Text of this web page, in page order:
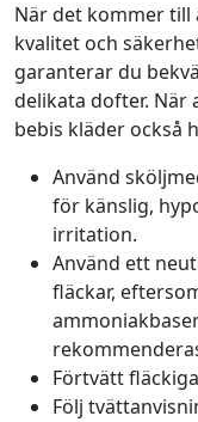
När det kommer till
kvalitet och
garanterar du
delikata dofter.
bebis kläder också
Använd
för känslig,
irritation.
Använd ett
fläckar,
Förtvätt
Följ